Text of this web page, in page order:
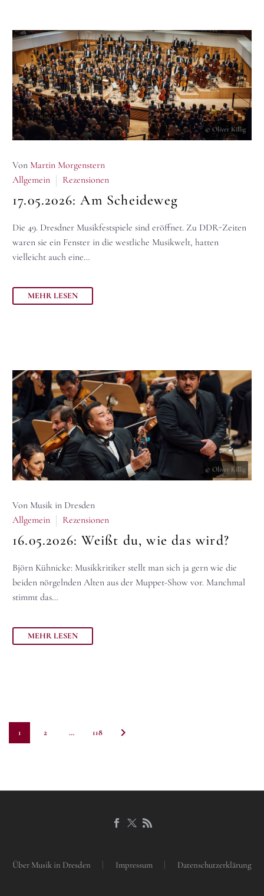
© Oliver Killig
Von Martin Morgenstern
Allgemein
Rezensionen
17.05.2026:Am Scheideweg
Die 49. Dresdner Musikfestspiele sind eröffnet. Zu DDR-Zeiten
waren sie ein Fenster in die westliche Musikwelt, hatten
vielleicht auch eine…
MEHR LESEN
© Oliver Killig
Von Musik in Dresden
Allgemein
Rezensionen
16.05.2026:Weißt du, wie das wird?
Björn Kühnicke: Musikkritiker stellt man sich ja gern wie die
beiden nörgelnden Alten aus der Muppet-Show vor. Manchmal
stimmt das…
MEHR LESEN
1 2 … 118
Über Musik in Dresden Impressum Datenschutzerklärung